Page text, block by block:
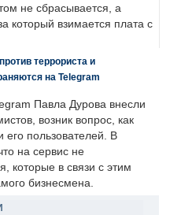
не сбрасывается, а
который взимается плата с
террориста и
на Telegram
Павла Дурова внесли
возник вопрос, как
его пользователей. В
на сервис не
которые в связи с этим
бизнесмена.